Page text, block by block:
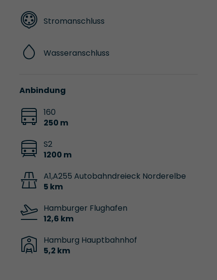
Stromanschluss
Wasseranschluss
Anbindung
160
250 m
S2
1200 m
A1,A255 Autobahndreieck Norderelbe
5 km
Hamburger Flughafen
12,6 km
Hamburg Hauptbahnhof
5,2 km